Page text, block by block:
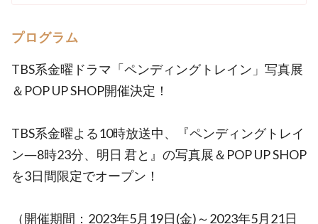
プログラム
TBS系金曜ドラマ「ペンディングトレイン」写真展
＆POP UP SHOP開催決定！
TBS系金曜よる10時放送中、『ペンディングトレイ
ン―8時23分、明日 君と』の写真展＆POP UP SHOP
を3日間限定でオープン！
（開催期間：2023年5月19日(金)～2023年5月21日